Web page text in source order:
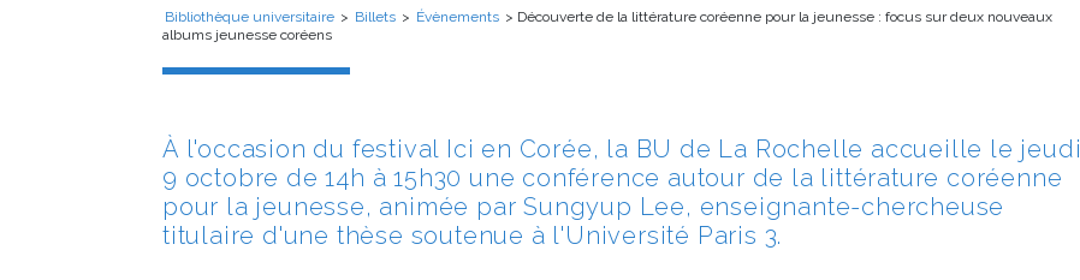
Bibliothèque universitaire > Billets > Évènements > Découverte de la littérature coréenne pour la jeunesse : focus sur deux nouveaux
albums jeunesse coréens
À l'occasion du festival Ici en Corée, la BU de La Rochelle accueille le jeudi
9 octobre de 14h à 15h30 une conférence autour de la littérature coréenne
pour la jeunesse, animée par Sungyup Lee, enseignante-chercheuse
titulaire d'une thèse soutenue à l'Université Paris 3.